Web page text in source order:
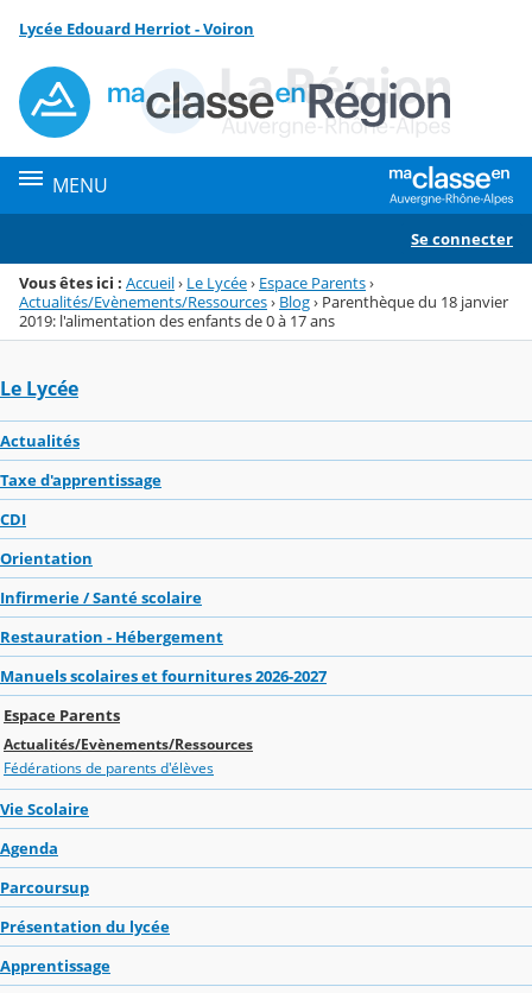
Menu de la rubrique
Contenu
Lycée Edouard Herriot - Voiron
MENU
Se connecter
Vous êtes ici : Accueil› Le Lycée› Espace Parents›
Actualités/Evènements/Ressources› Blog› Parenthèque du 18 janvier
2019: l'alimentation des enfants de 0 à 17 ans
Le Lycée
Actualités
Taxe d'apprentissage
CDI
Orientation
Infirmerie / Santé scolaire
Restauration - Hébergement
Manuels scolaires et fournitures 2026-2027
Espace Parents
Actualités/Evènements/Ressources
Fédérations de parents d'élèves
Vie Scolaire
Agenda
Parcoursup
Présentation du lycée
Apprentissage